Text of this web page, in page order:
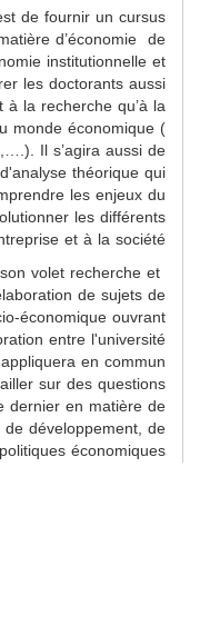
de fournir un cursus
d’économie de
institutionnelle et
les doctorants aussi
la recherche qu’à la
monde économique (
Il s’agira aussi de
théorique qui
les enjeux du
les différents
et à la société.
volet recherche et
de sujets de
économique ouvrant
entre l'université
en commun
sur des questions
dernier en matière de
développement, de
politiques économiques